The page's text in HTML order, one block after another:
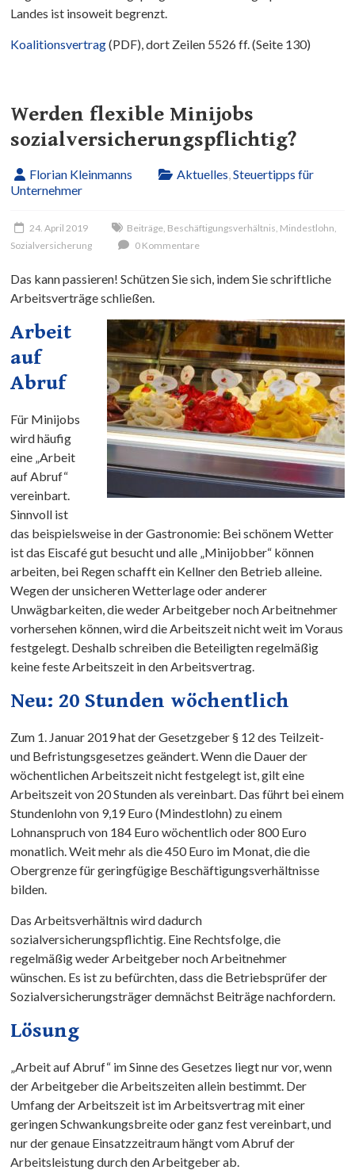
Landes ist insoweit begrenzt.
Koalitionsvertrag(PDF), dort Zeilen 5526 ff. (Seite 130)
Werden flexible Minijobs
sozialversicherungspflichtig?
Florian Kleinmanns Aktuelles,Steuertipps für
Unternehmer
24. April 2019 Beiträge Beschäftigungsverhältnis Mindestlohn
Sozialversicherung
0 Kommentare
Das kann passieren! Schützen Sie sich, indem Sie schriftliche
Arbeitsverträge schließen.
Arbeit
auf
Abruf
Für Minijobs
wird häufig
eine „Arbeit
auf Abruf“
vereinbart.
Sinnvoll ist
das beispielsweise in der Gastronomie: Bei schönem Wetter
ist das Eiscafé gut besucht und alle „Minijobber“ können
arbeiten, bei Regen schafft ein Kellner den Betrieb alleine.
Wegen der unsicheren Wetterlage oder anderer
Unwägbarkeiten, die weder Arbeitgeber noch Arbeitnehmer
vorhersehen können, wird die Arbeitszeit nicht weit im Voraus
festgelegt. Deshalb schreiben die Beteiligten regelmäßig
keine feste Arbeitszeit in den Arbeitsvertrag.
Neu: 20 Stunden wöchentlich
Zum 1. Januar 2019 hat der Gesetzgeber § 12 des Teilzeit-
und Befristungsgesetzes geändert. Wenn die Dauer der
wöchentlichen Arbeitszeit nicht festgelegt ist, gilt eine
Arbeitszeit von 20 Stunden als vereinbart. Das führt bei einem
Stundenlohn von 9,19 Euro (Mindestlohn) zu einem
Lohnanspruch von 184 Euro wöchentlich oder 800 Euro
monatlich. Weit mehr als die 450 Euro im Monat, die die
Obergrenze für geringfügige Beschäftigungsverhältnisse
bilden.
Das Arbeitsverhältnis wird dadurch
sozialversicherungspflichtig. Eine Rechtsfolge, die
regelmäßig weder Arbeitgeber noch Arbeitnehmer
wünschen. Es ist zu befürchten, dass die Betriebsprüfer der
Sozialversicherungsträger demnächst Beiträge nachfordern.
Lösung
„Arbeit auf Abruf“ im Sinne des Gesetzes liegt nur vor, wenn
der Arbeitgeber die Arbeitszeiten allein bestimmt. Der
Umfang der Arbeitszeit ist im Arbeitsvertrag mit einer
geringen Schwankungsbreite oder ganz fest vereinbart, und
nur der genaue Einsatzzeitraum hängt vom Abruf der
Arbeitsleistung durch den Arbeitgeber ab.